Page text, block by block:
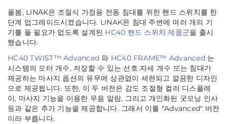
올봄, LINAK은 조절식 가정용 전동 침대를 위한 핸드 스위치를 한
단계 업그레이드시켰습니다. LINAK은 침대 주변에 여러 개의 기
기를 둘 필요가 없도록 설계된 HC40 핸드 스위치 제품군을 출시
했습니다.
HC40 TWIST™ Advanced 와 HC40 FRAME™ Advanced 는
시스템의 모터 개수, 저장할 수 있는 선호 자세 개수 또는 침대가
제공하는 마사지 옵션의 유무에 상관없이 세련되고 깔끔한 디자인
으로 제공됩니다. 또한, 이 두 버전은 감도 조절형 컬러 디스플레
이, 마사지 기능을 이용한 무음 알람, 그리고 개인화된 굿모닝 인사
등과 같은 추가 기능을 제공합니다. 그래서 이를 "Advanced" 버전
이라 부릅니다.